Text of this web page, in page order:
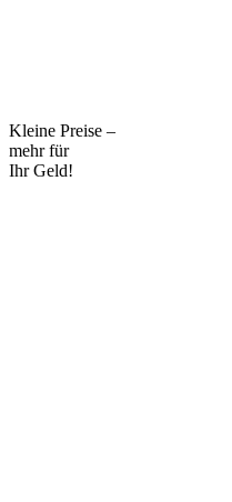
Kleine Preise –
mehr für
Ihr Geld!